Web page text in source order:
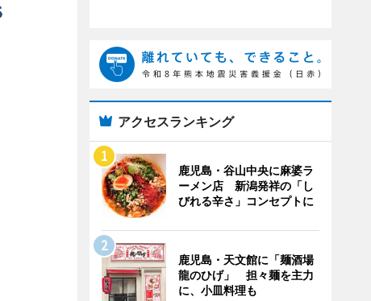
アクセスランキング
鹿児島・谷山中央に麻婆ラ
ーメン店 新潟発祥の「し
びれる辛さ」コンセプトに
鹿児島・天文館に「麺酒場
龍のひげ」 担々麺を主力
に、小皿料理も